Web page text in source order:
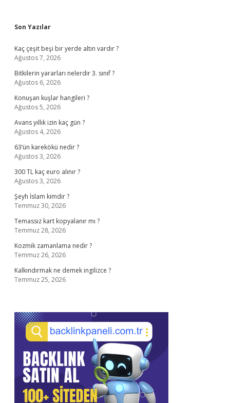
Sidebar
Son Yazılar
Kaç çeşit beşi bir yerde altın vardır ?
Ağustos 7, 2026
Bitkilerin yararları nelerdir 3. sınıf ?
Ağustos 6, 2026
Konuşan kuşlar hangileri ?
Ağustos 5, 2026
Avans yıllık izin kaç gün ?
Ağustos 4, 2026
63’ün karekökü nedir ?
Ağustos 3, 2026
300 TL kaç euro alınır ?
Ağustos 3, 2026
Şeyh İslam kimdir ?
Temmuz 30, 2026
Temassız kart kopyalanır mı ?
Temmuz 28, 2026
Kozmik zamanlama nedir ?
Temmuz 26, 2026
Kalkındırmak ne demek ingilizce ?
Temmuz 25, 2026